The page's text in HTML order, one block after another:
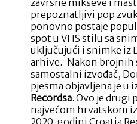
prepoznatljivi pop
ponovno postaje
spot u VHS stilu sa
uključujući i snimke iz
arhive. Nakon brojnih
samostalni izvođač,
pjesma objavljena je u
Recordsa. Ovo je drugi
najvećom hrvatskom
2020. godini Croatia